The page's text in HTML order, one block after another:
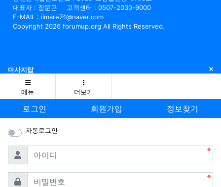
대표자 : 장문근
고객센터 : 0507-2030-9000
E-MAIL : ilmare74@naver.com
Copyright 2026 forumup.org All Rights Reserved.
마사지탑 닫
메뉴 더보기
로그인 회원가입 정보찾기
자동로그인
아이디
비밀번호